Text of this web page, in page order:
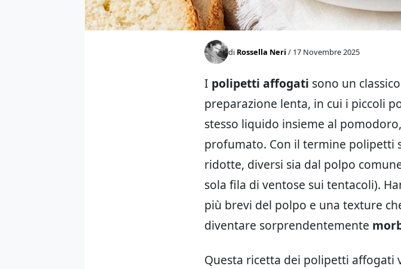
di Rossella Neri / 17 Novembre 2025
I polipetti affogati sono un
preparazione lenta, in cui i piccoli
stesso liquido insieme al
profumato. Con il termine polipetti
ridotte, diversi sia dal polpo
sola fila di ventose sui tentacoli).
più brevi del polpo e una texture
diventare sorprendentemente
Questa ricetta dei polipetti affogati